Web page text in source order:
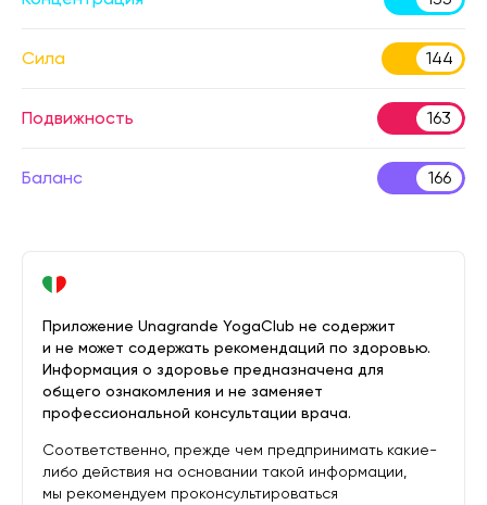
Сила 144
Подвижность 163
Баланс 166
Приложение Unagrande YogaClub не содержит
и не может содержать рекомендаций по здоровью.
Информация о здоровье предназначена для
общего ознакомления и не заменяет
профессиональной консультации врача.
Соответственно, прежде чем предпринимать какие-
либо действия на основании такой информации,
мы рекомендуем проконсультироваться